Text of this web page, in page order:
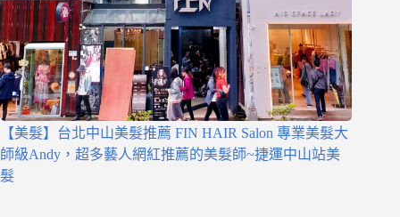
【美髮】台北中山美髮推薦 FIN HAIR Salon 專業美髮大
師級Andy，超多藝人網紅推薦的美髮師~捷運中山站美
髮